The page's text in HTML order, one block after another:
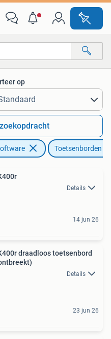
op
Toetsenborden
Details
14 jun 26
draadloos toetsenbord
Details
23 jun 26